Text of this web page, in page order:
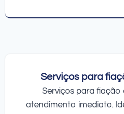
Serviços para
Serviços para
atendimento imediato.